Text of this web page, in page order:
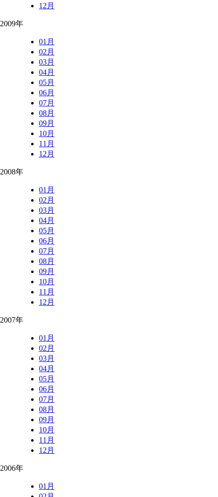
12月
2009年
01月
02月
03月
04月
05月
06月
07月
08月
09月
10月
11月
12月
2008年
01月
02月
03月
04月
05月
06月
07月
08月
09月
10月
11月
12月
2007年
01月
02月
03月
04月
05月
06月
07月
08月
09月
10月
11月
12月
2006年
01月